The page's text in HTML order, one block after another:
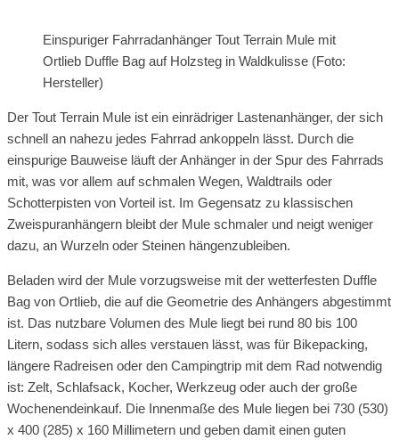
Einspuriger Fahrradanhänger Tout Terrain Mule mit
Ortlieb Duffle Bag auf Holzsteg in Waldkulisse (Foto:
Hersteller)
Der Tout Terrain Mule ist ein einrädriger Lastenanhänger, der sich
schnell an nahezu jedes Fahrrad ankoppeln lässt. Durch die
einspurige Bauweise läuft der Anhänger in der Spur des Fahrrads
mit, was vor allem auf schmalen Wegen, Waldtrails oder
Schotterpisten von Vorteil ist. Im Gegensatz zu klassischen
Zweispuranhängern bleibt der Mule schmaler und neigt weniger
dazu, an Wurzeln oder Steinen hängenzubleiben.
Beladen wird der Mule vorzugsweise mit der wetterfesten Duffle
Bag von Ortlieb, die auf die Geometrie des Anhängers abgestimmt
ist. Das nutzbare Volumen des Mule liegt bei rund 80 bis 100
Litern, sodass sich alles verstauen lässt, was für Bikepacking,
längere Radreisen oder den Campingtrip mit dem Rad notwendig
ist: Zelt, Schlafsack, Kocher, Werkzeug oder auch der große
Wochenendeinkauf. Die Innenmaße des Mule liegen bei 730 (530)
x 400 (285) x 160 Millimetern und geben damit einen guten